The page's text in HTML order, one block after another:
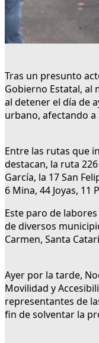
Tras un presunto
Gobierno Estatal, al
al detener el día de
urbano, afectando
Entre las rutas que
destacan, la ruta
García, la 17 San
6 Mina, 44 Joyas, 11
Este paro de
de diversos
Carmen, Santa
Ayer por la tarde,
Movilidad y
representantes de
fin de solventar la